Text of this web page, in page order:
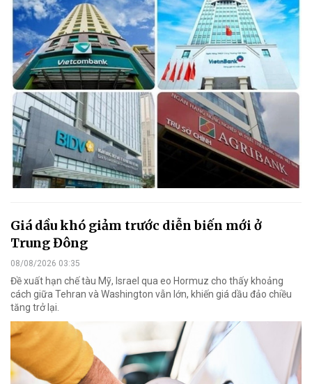
Giá dầu khó giảm trước diễn biến mới ở
Trung Đông
08/08/2026 03:35
Đề xuất hạn chế tàu Mỹ, Israel qua eo Hormuz cho thấy khoảng
cách giữa Tehran và Washington vẫn lớn, khiến giá dầu đảo chiều
tăng trở lại.